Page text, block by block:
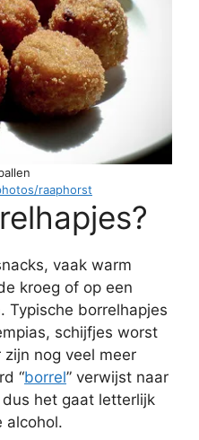
raaphorst
vaak warm
kroeg of op een
Typische borrelhapjes
schijfjes worst
nog veel meer
“borrel” verwijst naar
het gaat letterlijk
alcohol.